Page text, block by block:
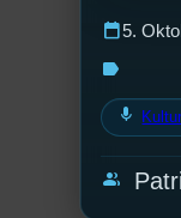
calendar_today5.
label
mic
group